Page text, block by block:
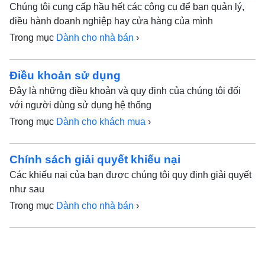
Chúng tôi cung cấp hầu hết các công cụ để bạn quản lý,
điều hành doanh nghiệp hay cửa hàng của mình
Trong mục Dành cho nhà bán ›
Điều khoản sử dụng
Đây là những điều khoản và quy định của chúng tôi đối
với người dùng sử dụng hệ thống
Trong mục Dành cho khách mua ›
Chính sách giải quyết khiếu nại
Các khiếu nại của bạn được chúng tôi quy định giải quyết
như sau
Trong mục Dành cho nhà bán ›